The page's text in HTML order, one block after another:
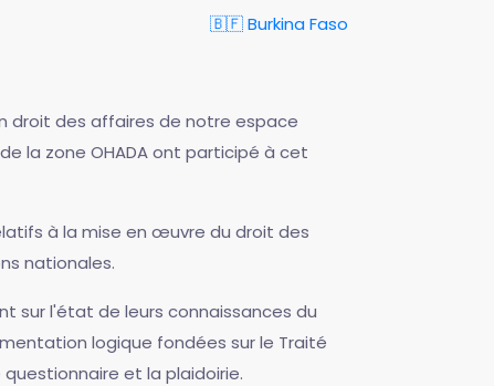
🇧🇫 Burkina Faso
droit des affaires de notre espace
la zone OHADA ont participé à cet
à la mise en œuvre du droit des
nationales.
sur l'état de leurs connaissances du
logique fondées sur le Traité
et la plaidoirie.